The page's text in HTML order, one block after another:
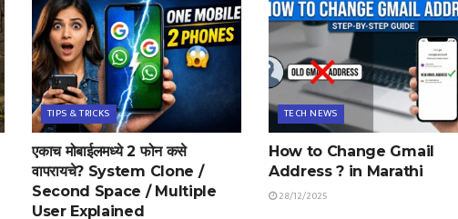
TIPS & TRICKS
एकाच मोबाईलमध्ये 2 फोन कसे
वापरायचे? System Clone /
Second Space / Multiple
User Explained
TECH NEWS
How to Change Gmail
Address ? in Marathi
28/12/2025